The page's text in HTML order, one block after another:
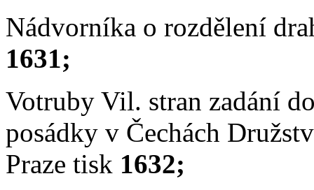
Nádvorníka o rozdělení
1631;
Votruby Vil. stran zadání
posádky v Čechách
Praze tisk 1632;